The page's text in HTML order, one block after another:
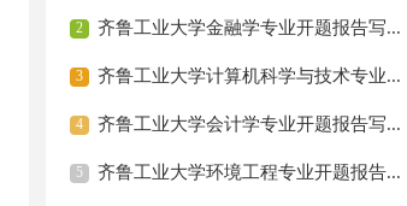
齐鲁工业大学金融学专业开题报告写...
齐鲁工业大学计算机科学与技术专业...
齐鲁工业大学会计学专业开题报告写...
齐鲁工业大学环境工程专业开题报告...